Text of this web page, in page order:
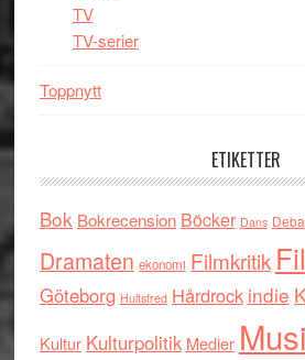
TV
TV-serier
Toppnytt
ETIKETTER
Bok Bokrecension Böcker Dans
Dramaten ekonomi Filmkritik
Göteborg Hultsfred Hårdrock indie
Kultur Kulturpolitik Medier